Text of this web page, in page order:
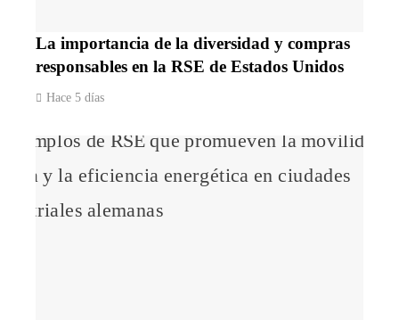
La importancia de la diversidad y compras
responsables en la RSE de Estados Unidos
Hace 5 días